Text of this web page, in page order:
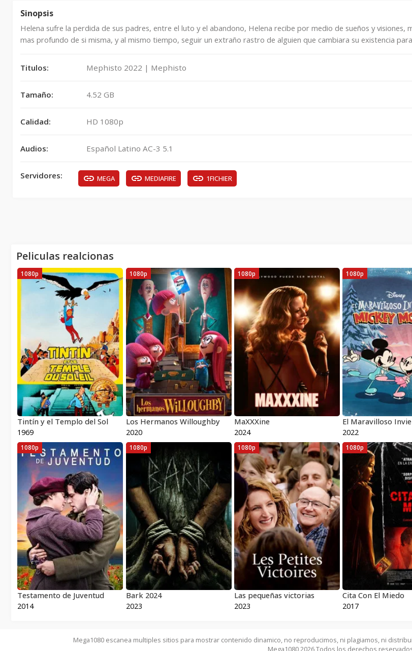
Sinopsis
Helena sufre la perdida de sus padres, entre el luto y el abandono, Helena recibe por medio de sueños y visiones,
mas profundo de si misma, y al mismo tiempo, seguir un extraño rastro de alguien que cambiara su existencia
Titulos: Mephisto 2022 | Mephisto
Tamaño: 4.52 GB
Calidad: HD 1080p
Audios: Español Latino AC-3 5.1
Servidores: MEGA MEDIAFIRE 1FICHIER
Peliculas realcionas
Tintín y el Templo del Sol
1969
1080p
Los Hermanos Willoughby
2020
1080p
MaXXXine
2024
1080p
2022
1080p
Testamento de Juventud
2014
1080p
Bark 2024
2023
1080p
Las pequeñas victorias
2023
1080p
Cita Con El Miedo
2017
1080p
Mega1080 escanea multiples sitios para mostrar contenido dinamico, no reproducimos, ni plagiamos, ni